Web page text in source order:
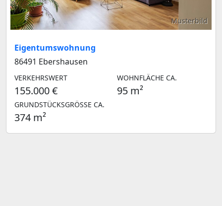
Musterbild
Eigentumswohnung
86491 Ebershausen
VERKEHRSWERT
155.000 €
WOHNFLÄCHE CA.
95 m²
GRUNDSTÜCKSGRÖSSE CA.
374 m²